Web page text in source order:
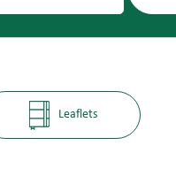
Leaflets